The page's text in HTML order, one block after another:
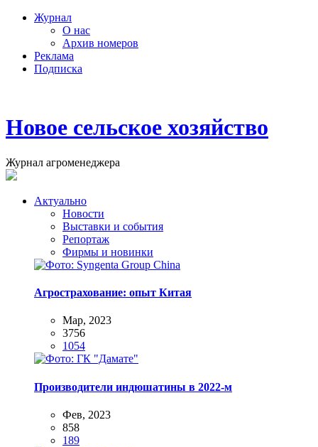
Журнал
О нас
Архив номеров
Реклама
Подписка
Новое сельское хозяйство
Журнал агроменеджера
Актуально
Новости
Выставки и события
Репортаж
Фирмы и новинки
Агрострахование: опыт Китая
Мар, 2023
3756
1054
Производители индюшатины в 2022-м
Фев, 2023
858
189